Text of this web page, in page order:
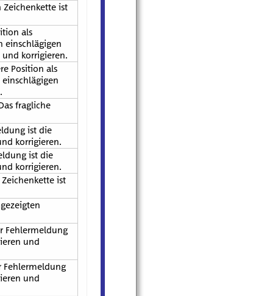
Zeichenkette ist
als
einschlägigen
korrigieren.
Position als
fragliche
ist die
korrigieren.
ist die
korrigieren.
ist
Fehlermeldung
und
Fehlermeldung
und